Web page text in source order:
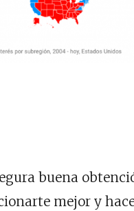
buena
mejor y